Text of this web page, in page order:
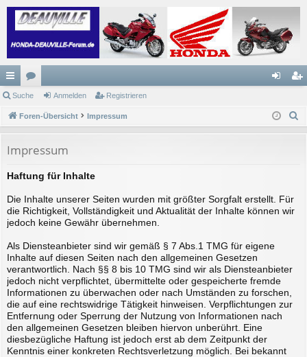
ch
ne
ug
riff
or
en m ist
Suche Anmelden Registrieren
Foren-Übersicht Impressum
Impressum
Haftung für Inhalte
Die Inhalte unserer Seiten wurden mit größter Sorgfalt erstellt. Für
die Richtigkeit, Vollständigkeit und Aktualität der Inhalte können wir
jedoch keine Gewähr übernehmen.
Als Diensteanbieter sind wir gemäß § 7 Abs.1 TMG für eigene
Inhalte auf diesen Seiten nach den allgemeinen Gesetzen
verantwortlich. Nach §§ 8 bis 10 TMG sind wir als Diensteanbieter
jedoch nicht verpflichtet, übermittelte oder gespeicherte fremde
Informationen zu überwachen oder nach Umständen zu forschen,
die auf eine rechtswidrige Tätigkeit hinweisen. Verpflichtungen zur
Entfernung oder Sperrung der Nutzung von Informationen nach
den allgemeinen Gesetzen bleiben hiervon unberührt. Eine
diesbezügliche Haftung ist jedoch erst ab dem Zeitpunkt der
Kenntnis einer konkreten Rechtsverletzung möglich. Bei bekannt